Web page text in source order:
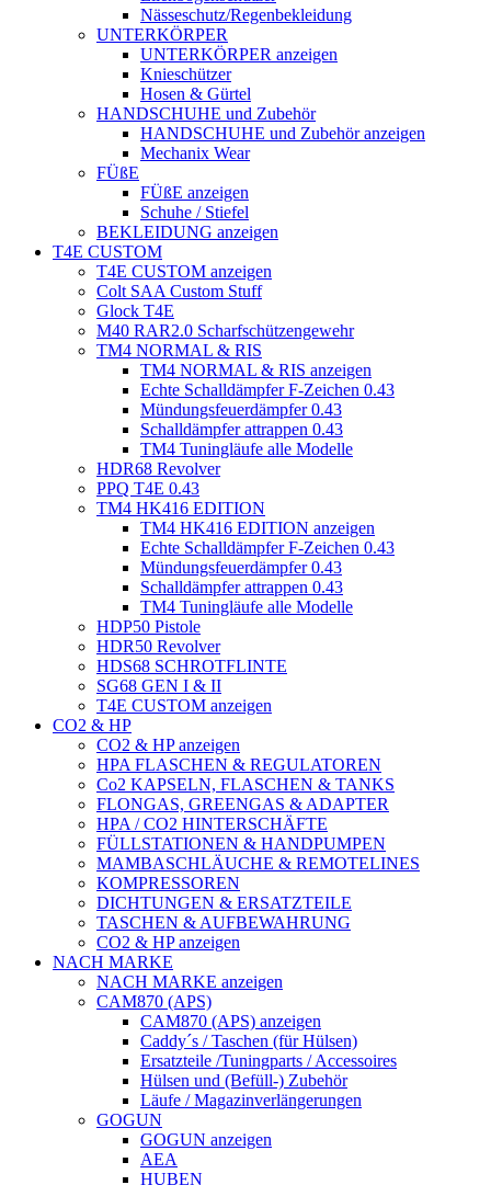
Nässeschutz/Regenbekleidung
UNTERKÖRPER
UNTERKÖRPER anzeigen
Knieschützer
Hosen & Gürtel
HANDSCHUHE und Zubehör
HANDSCHUHE und Zubehör anzeigen
Mechanix Wear
FÜßE
FÜßE anzeigen
Schuhe / Stiefel
BEKLEIDUNG anzeigen
T4E CUSTOM
T4E CUSTOM anzeigen
Colt SAA Custom Stuff
Glock T4E
M40 RAR2.0 Scharfschützengewehr
TM4 NORMAL & RIS
TM4 NORMAL & RIS anzeigen
Echte Schalldämpfer F-Zeichen 0.43
Mündungsfeuerdämpfer 0.43
Schalldämpfer attrappen 0.43
TM4 Tuningläufe alle Modelle
HDR68 Revolver
PPQ T4E 0.43
TM4 HK416 EDITION
TM4 HK416 EDITION anzeigen
Echte Schalldämpfer F-Zeichen 0.43
Mündungsfeuerdämpfer 0.43
Schalldämpfer attrappen 0.43
TM4 Tuningläufe alle Modelle
HDP50 Pistole
HDR50 Revolver
HDS68 SCHROTFLINTE
SG68 GEN I & II
T4E CUSTOM anzeigen
CO2 & HP
CO2 & HP anzeigen
HPA FLASCHEN & REGULATOREN
Co2 KAPSELN, FLASCHEN & TANKS
FLONGAS, GREENGAS & ADAPTER
HPA / CO2 HINTERSCHÄFTE
FÜLLSTATIONEN & HANDPUMPEN
MAMBASCHLÄUCHE & REMOTELINES
KOMPRESSOREN
DICHTUNGEN & ERSATZTEILE
TASCHEN & AUFBEWAHRUNG
CO2 & HP anzeigen
NACH MARKE
NACH MARKE anzeigen
CAM870 (APS)
CAM870 (APS) anzeigen
Caddy´s / Taschen (für Hülsen)
Ersatzteile /Tuningparts / Accessoires
Hülsen und (Befüll-) Zubehör
Läufe / Magazinverlängerungen
GOGUN
GOGUN anzeigen
AEA
HUBEN